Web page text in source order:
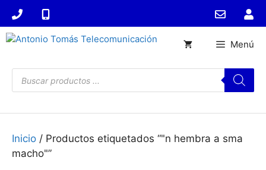
Saltar
contenido
Búsqueda
de
productos
Menú
Inicio / Productos etiquetados “"n hembra a sma
macho"”